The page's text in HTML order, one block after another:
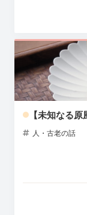
【未知なる
人・古老の話